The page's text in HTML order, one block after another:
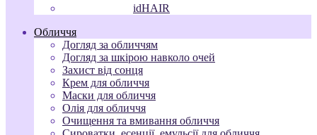
idHAIR
Обличчя
Догляд за обличчям
Догляд за шкірою навколо очей
Захист від сонця
Крем для обличчя
Маски для обличчя
Олія для обличчя
Очищення та вмивання обличчя